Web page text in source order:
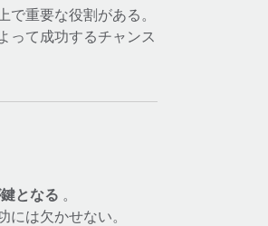
重要な役割がある。
って成功するチャンス
となる 。
は欠かせない。